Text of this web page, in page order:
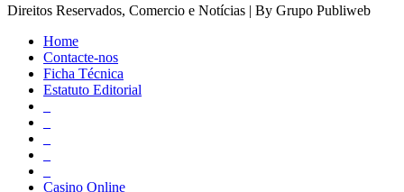
Direitos Reservados, Comercio e Notícias | By Grupo Publiweb
Home
Contacte-nos
Ficha Técnica
Estatuto Editorial
Casino Online